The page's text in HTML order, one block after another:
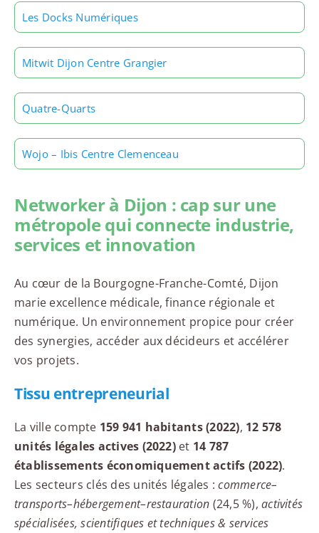
Les Docks Numériques
Mitwit Dijon Centre Grangier
Quatre-Quarts
Wojo – Ibis Centre Clemenceau
Networker à Dijon : cap sur une
métropole qui connecte industrie,
services et innovation
Au cœur de la Bourgogne-Franche-Comté, Dijon
marie excellence médicale, finance régionale et
numérique. Un environnement propice pour créer
des synergies, accéder aux décideurs et accélérer
vos projets.
Tissu entrepreneurial
La ville compte 159 941 habitants (2022), 12 578
unités légales actives (2022)et 14 787
établissements économiquement actifs (2022).
Les secteurs clés des unités légales :commerce–
transports–hébergement–restauration (24,5 %),activités
spécialisées, scientifiques et techniques & services